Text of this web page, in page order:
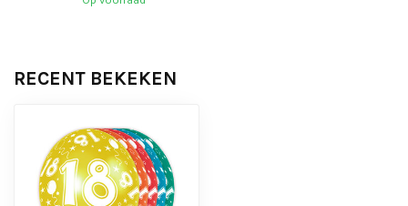
RECENT BEKEKEN